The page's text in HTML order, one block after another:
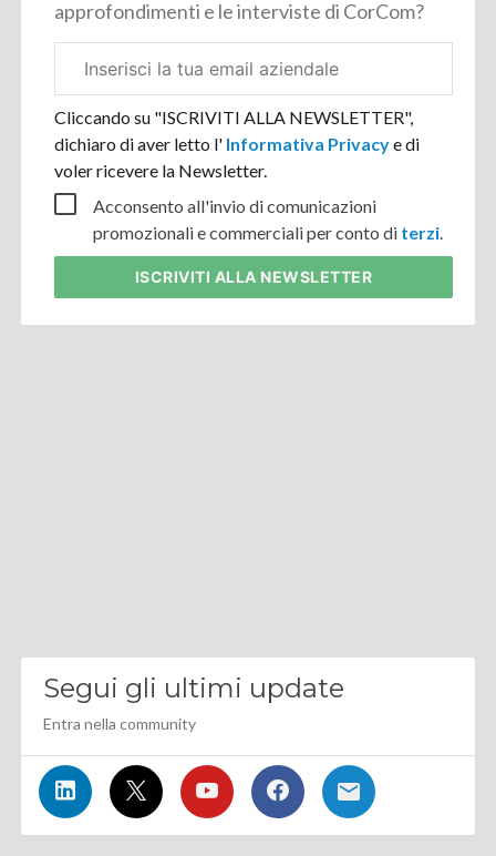
approfondimenti e le interviste di CorCom?
aziendale
Cliccando su "ISCRIVITI ALLA NEWSLETTER",
dichiaro di aver letto l' Informativa Privacye di
voler ricevere la Newsletter.
Acconsento all'invio di comunicazioni
promozionali e commerciali per conto di terzi
ISCRIVITI ALLA NEWSLETTER
Segui gli ultimi update
Entra nella community